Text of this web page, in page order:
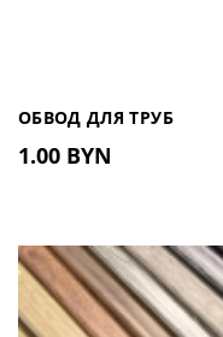
ОБВОД ДЛЯ ТРУБ
1.00 BYN